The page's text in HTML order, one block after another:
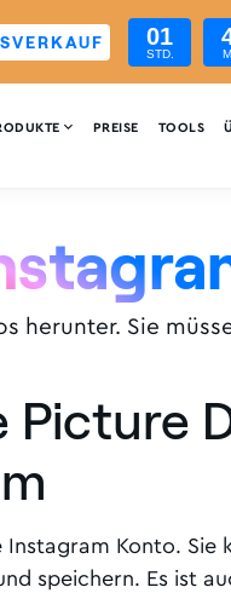
01
STD.
 PREISE TOOLS
herunter. Sie
Picture
Konto.
speichern. Es ist